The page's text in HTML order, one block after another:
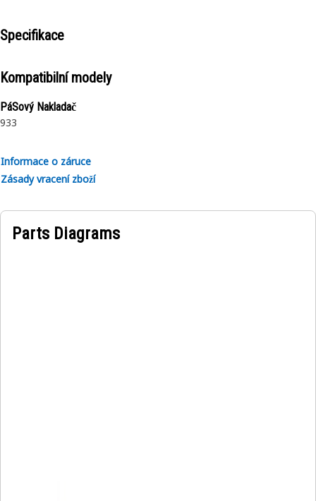
Specifikace
Kompatibilní modely
PáSový Nakladač
933
Informace o záruce
Zásady vracení zboží
Parts Diagrams